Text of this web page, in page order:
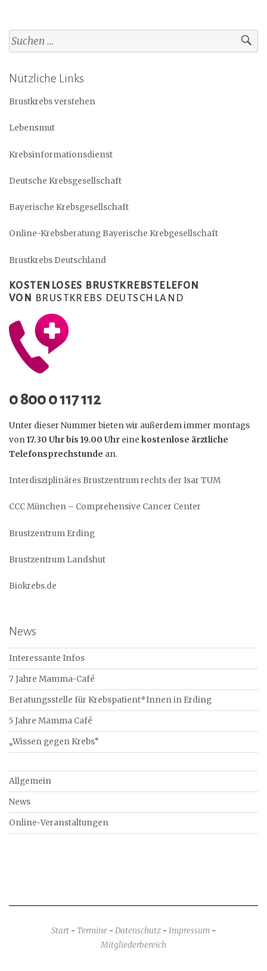
Suchen
nach:
Nützliche Links
Brustkrebs verstehen
Lebensmut
Krebsinformationsdienst
Deutsche Krebsgesellschaft
Bayerische Krebsgesellschaft
Online-Krebsberatung Bayerische Krebgesellschaft
Brustkrebs Deutschland
KOSTENLOSES BRUSTKREBSTELEFON
VON
BRUSTKREBS DEUTSCHLAND
0 8000 117 112
Unter dieser Nummer bieten wir außerdem immer montags
von17.30 Uhr bis 19.00 Uhr eine kostenlose ärztliche
Telefonsprechstunde an.
Interdisziplinäres Brustzentrum rechts der Isar TUM
CCC München – Comprehensive Cancer Center
Brustzentrum Erding
Brustzentrum Landshut
Biokrebs.de
News
Interessante Infos
7 Jahre Mamma-Café
Beratungsstelle für Krebspatient*Innen in Erding
5 Jahre Mamma Café
„Wissen gegen Krebs“
Allgemein
News
Online-Veranstaltungen
Start - Termine -Datenschutz -Impressum -
Mitgliederbereich